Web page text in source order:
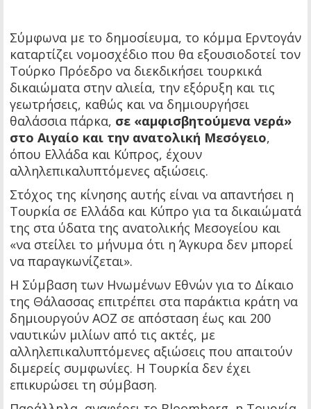
Σύμφωνα με το δημοσίευμα, το κόμμα Ερντογάν
καταρτίζει νομοσχέδιο που θα εξουσιοδοτεί τον
Τούρκο Πρόεδρο να διεκδικήσει τουρκικά
δικαιώματα στην αλιεία, την εξόρυξη και τις
γεωτρήσεις, καθώς και να δημιουργήσει
θαλάσσια πάρκα, σε «αμφισβητούμενα νερά»
στο Αιγαίο και την ανατολική Μεσόγειο,
όπου Ελλάδα και Κύπρος, έχουν
αλληλεπικαλυπτόμενες αξιώσεις.
Στόχος της κίνησης αυτής είναι να απαντήσει η
Τουρκία σε Ελλάδα και Κύπρο για τα δικαιώματά
της στα ύδατα της ανατολικής Μεσογείου και
«να στείλει το μήνυμα ότι η Άγκυρα δεν μπορεί
να παραγκωνίζεται».
Η Σύμβαση των Ηνωμένων Εθνών για το Δίκαιο
της Θάλασσας επιτρέπει στα παράκτια κράτη να
δημιουργούν ΑΟΖ σε απόσταση έως και 200 ​​
ναυτικών μιλίων από τις ακτές, με
αλληλεπικαλυπτόμενες αξιώσεις που απαιτούν
διμερείς συμφωνίες. Η Τουρκία δεν έχει
επικυρώσει τη σύμβαση.